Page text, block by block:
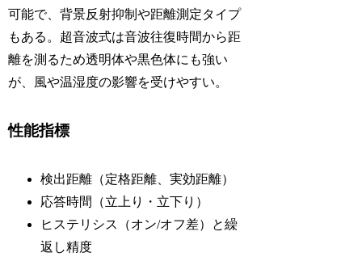
可能で、背景反射抑制や距離測定タイプ
もある。超音波式は音波往復時間から距
離を測るため透明体や黒色体にも強い
が、風や温湿度の影響を受けやすい。
性能指標
検出距離（定格距離、実効距離）
応答時間（立上り・立下り）
ヒステリシス（オン/オフ差）と繰
返し精度